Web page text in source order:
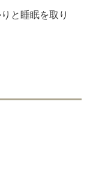
と睡眠を取り